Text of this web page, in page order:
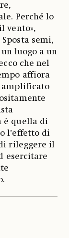
Perché lo
vento»,
semi,
luogo a un
che nel
affiora
amplificato
è quella di
l’effetto di
rileggere il
esercitare